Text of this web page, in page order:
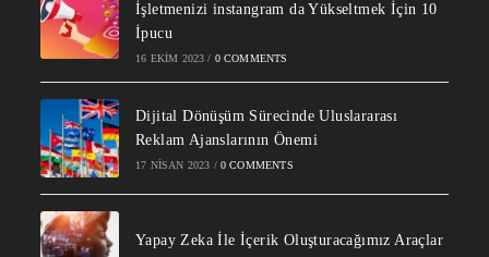
İşletmenizi instangram da Yükseltmek İçin 10
İpucu
16 EKIM 2023 / 0 COMMENTS
Dijital Dönüşüm Sürecinde Uluslararası
Reklam Ajanslarının Önemi
17 NISAN 2023 / 0 COMMENTS
Yapay Zeka İle İçerik Oluşturacağımız Araçlar